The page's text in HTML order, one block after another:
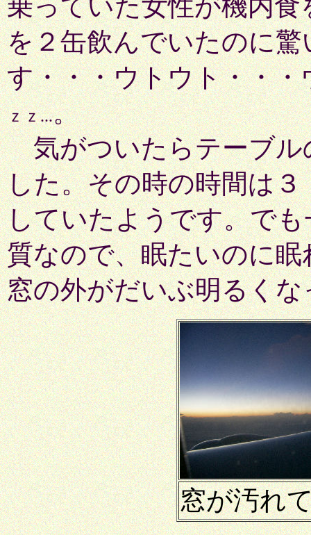
乗っていた女性が機内
を２缶飲んでいたのに
す・・・ウトウト・・
ｚｚ...。
気がついたらテーブ
した。その時の時間は
していたようです。で
質なので、眠たいのに
窓の外がだいぶ明るく
窓が汚れ